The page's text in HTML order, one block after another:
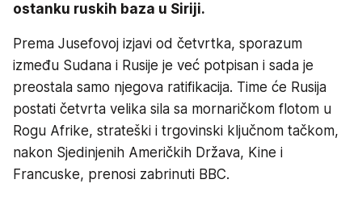
ostanku ruskih baza u Siriji.
Prema Jusefovoj izjavi od četvrtka, sporazum
između Sudana i Rusije je već potpisan i sada je
preostala samo njegova ratifikacija. Time će Rusija
postati četvrta velika sila sa mornaričkom flotom u
Rogu Afrike, strateški i trgovinski ključnom tačkom,
nakon Sjedinjenih Američkih Država, Kine i
Francuske, prenosi zabrinuti BBC.